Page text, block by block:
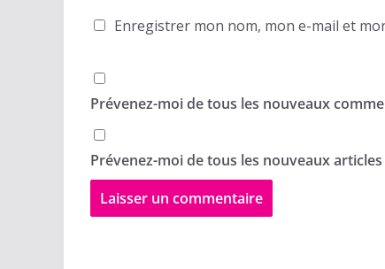
Enregistrer mon nom, mon e-mail et
Prévenez-moi de tous les nouveaux
Prévenez-moi de tous les nouveaux